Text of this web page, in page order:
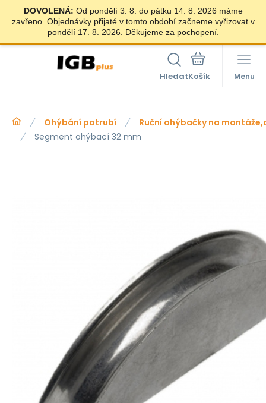
DOVOLENÁ: Od pondělí 3. 8. do pátku 14. 8. 2026 máme
zavřeno. Objednávky přijaté v tomto období začneme vyřizovat v
pondělí 17. 8. 2026. Děkujeme za pochopení.
Hledat Menu
Ohýbání potrubí
Ruční ohýbačky na
Segment ohýbací 32 mm